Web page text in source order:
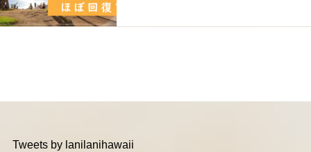
Tweets by lanilanihawaii